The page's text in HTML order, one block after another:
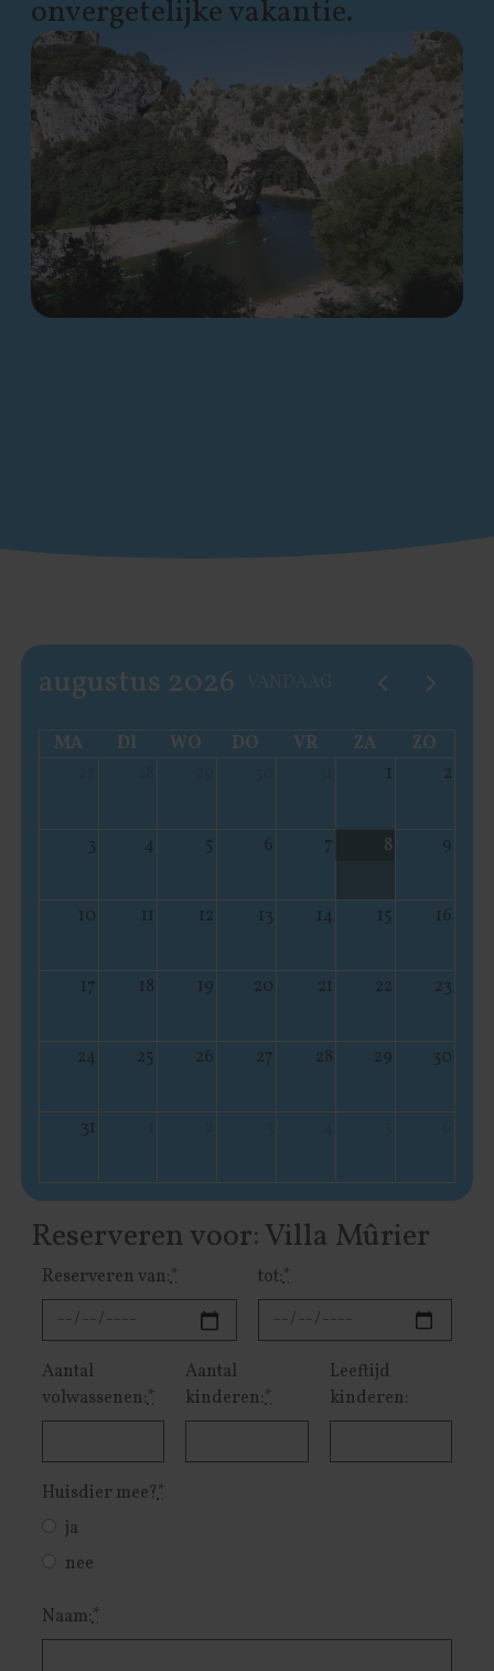
onvergetelijke vakantie.
augustus 2026
MA DI WO DO VR ZA
ZO
1 2
3 4 5 6 7 8 9
10 11 12 13 14 15 16
17 18 19 20 21 22 23
24 25 26 27 28 29 30
31
Reserveren voor: Villa Mûrier
Reserveren van:* tot:*
Aantal
volwassenen:*
Aantal
kinderen:*
Leeftijd
kinderen:
Huisdier mee?*
ja
nee
Naam:*